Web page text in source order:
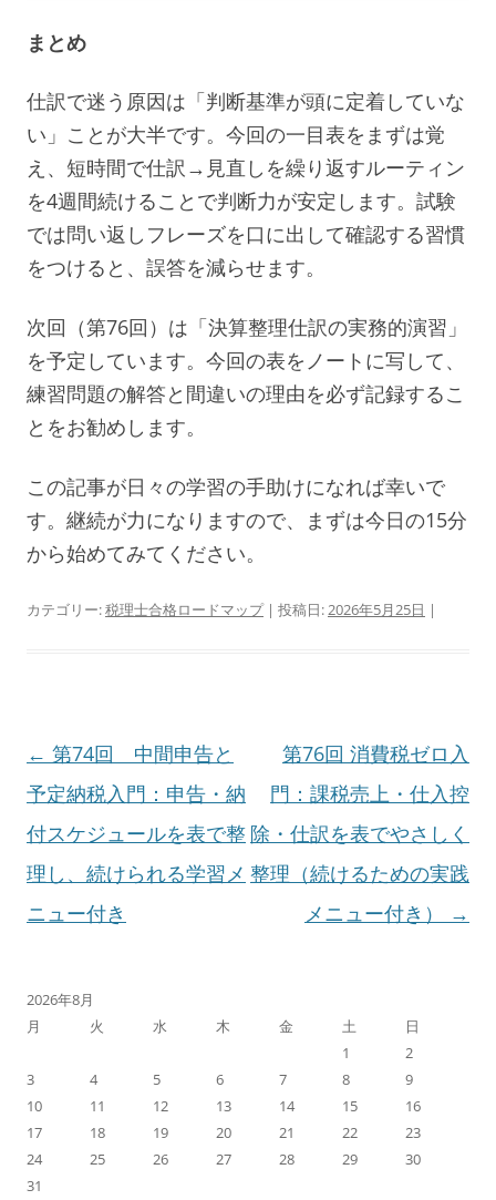
まとめ
仕訳で迷う原因は「判断基準が頭に定着していな
い」ことが大半です。今回の一目表をまずは覚
え、短時間で仕訳→見直しを繰り返すルーティン
を4週間続けることで判断力が安定します。試験
では問い返しフレーズを口に出して確認する習慣
をつけると、誤答を減らせます。
次回（第76回）は「決算整理仕訳の実務的演習」
を予定しています。今回の表をノートに写して、
練習問題の解答と間違いの理由を必ず記録するこ
とをお勧めします。
この記事が日々の学習の手助けになれば幸いで
す。継続が力になりますので、まずは今日の15分
から始めてみてください。
カテゴリー:税理士合格ロードマップ| 投稿日:2026年5月25日 |
投
稿
ナ
ビ
ゲ
シ
ョ
ン
← 第74回 中間申告と
予定納税入門：申告・納
付スケジュールを表で整
理し、続けられる学習メ
ニュー付き
第76回 消費税ゼロ入
門：課税売上・仕入控
除・仕訳を表でやさしく
整理（続けるための実践
メニュー付き）
→
2026年8月
月
火 水 木 金 土
日
1
2
3
4 5 6 7 8
9
10
11 12 13 14 15
16
17
18 19 20 21 22
23
24
25 26 27 28 29
30
31